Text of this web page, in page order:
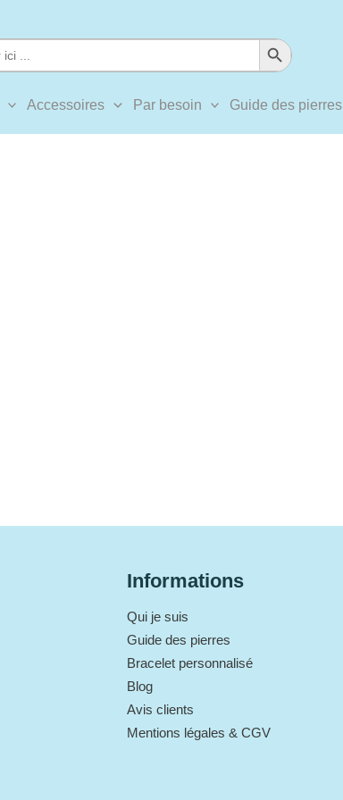
Search Button
Accessoires Par besoin Guide des pierres
Informations
Qui je suis
Guide des pierres
Bracelet personnalisé
Blog
Avis clients
Mentions légales & CGV